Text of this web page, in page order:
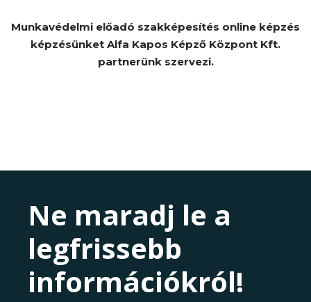
Munkavédelmi előadó szakképesítés online képzés
képzésünket Alfa Kapos Képző Központ Kft.
partnerünk szervezi.
Ne maradj le a
legfrissebb
információkról!